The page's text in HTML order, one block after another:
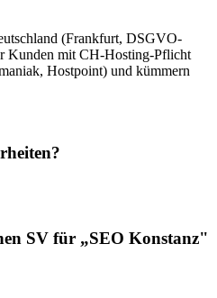
(Frankfurt, DSGVO-
Kunden mit CH-Hosting-Pflicht
Hostpoint) und kümmern
SV für „SEO Konstanz"